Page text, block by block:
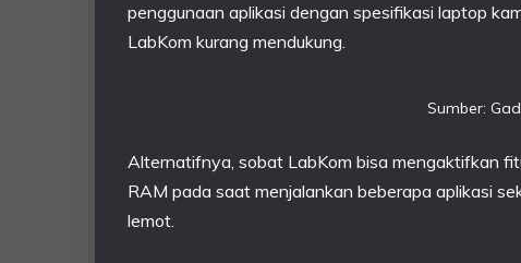
penggunaan aplikasi dengan spesifikasi laptop
LabKom kurang mendukung.
Sumber:
Alternatifnya, sobat LabKom bisa mengaktifkan
RAM pada saat menjalankan beberapa aplikasi
lemot.